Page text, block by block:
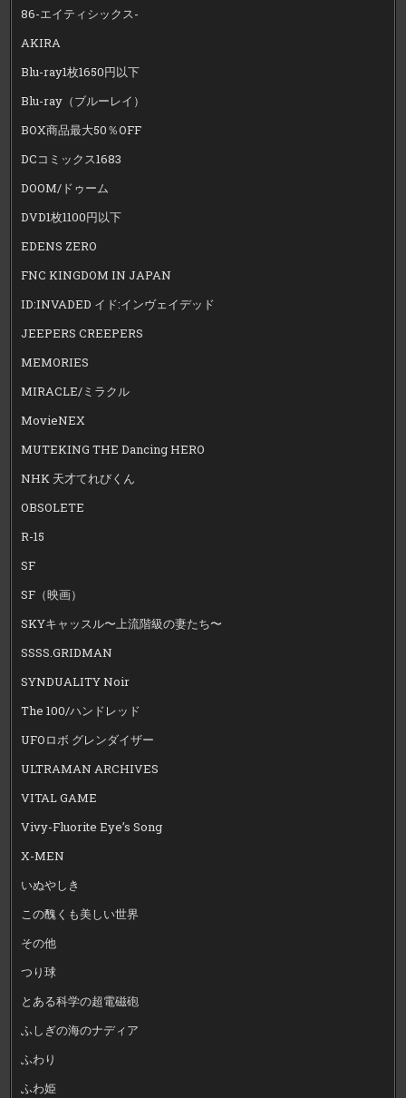
86-エイティシックス-
AKIRA
Blu-ray1枚1650円以下
Blu-ray（ブルーレイ）
BOX商品最大50％OFF
DCコミックス1683
DOOM/ドゥーム
DVD1枚1100円以下
EDENS ZERO
FNC KINGDOM IN JAPAN
ID:INVADED イド:インヴェイデッド
JEEPERS CREEPERS
MEMORIES
MIRACLE/ミラクル
MovieNEX
MUTEKING THE Dancing HERO
NHK 天才てれびくん
OBSOLETE
R-15
SF
SF（映画）
SKYキャッスル〜上流階級の妻たち〜
SSSS.GRIDMAN
SYNDUALITY Noir
The 100/ハンドレッド
UFOロボ グレンダイザー
ULTRAMAN ARCHIVES
VITAL GAME
Vivy-Fluorite Eye’s Song
X-MEN
いぬやしき
この醜くも美しい世界
その他
つり球
とある科学の超電磁砲
ふしぎの海のナディア
ふわり
ふわ姫